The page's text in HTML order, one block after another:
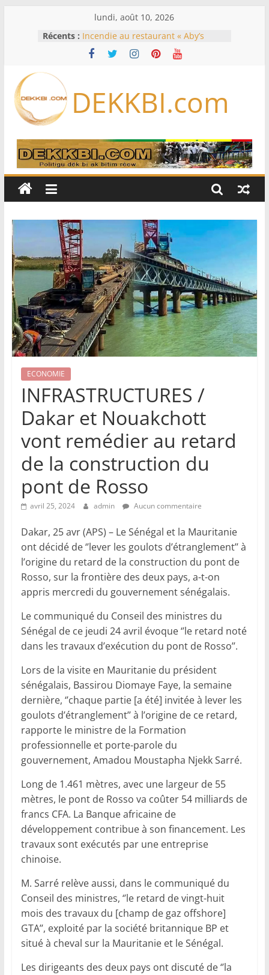
lundi, août 10, 2026
Récents : Incendie au restaurant « Aby’s
Garden » : le témoignage glaçant
du livreur sur les heures précédant
meilleurs endroits pour l’observer
en Europe, en Amérique du Nord
Pentagone demande à l’industrie
de l’armement d’accélérer sa
production
États-Unis: 30 ans après le meurtre
gang devant la justice lors d’un
Koumpentoum : l’Adn/Nouvel
horizon veut fédérer les forces du
Niani
DEKKBI.com
ECONOMIE
INFRASTRUCTURES /
Dakar et Nouakchott
vont remédier au retard
de la construction du
pont de Rosso
avril 25, 2024 admin Aucun commentaire
Dakar, 25 avr (APS) – Le Sénégal et la Mauritanie
ont décidé de ‘’lever les goulots d’étranglement’’ à
l’origine du retard de la construction du pont de
Rosso, sur la frontière des deux pays, a-t-on
appris mercredi du gouvernement sénégalais.
Le communiqué du Conseil des ministres du
Sénégal de ce jeudi 24 avril évoque ‘’le retard noté
dans les travaux d’exécution du pont de Rosso’’.
Lors de la visite en Mauritanie du président
sénégalais, Bassirou Diomaye Faye, la semaine
dernière, ‘’chaque partie [a été] invitée à lever les
goulots d’étranglement’’ à l’origine de ce retard,
rapporte le ministre de la Formation
professionnelle et porte-parole du
gouvernement, Amadou Moustapha Njekk Sarré.
Long de 1.461 mètres, avec une largeur de 55
mètres, le pont de Rosso va coûter 54 milliards de
francs CFA. La Banque africaine de
développement contribue à son financement. Les
travaux sont exécutés par une entreprise
chinoise.
M. Sarré relève aussi, dans le communiqué du
Conseil des ministres, ‘’le retard de vingt-huit
mois des travaux du [champ de gaz offshore]
GTA’’, exploité par la société britannique BP et
situé à cheval sur la Mauritanie et le Sénégal.
Les dirigeants des deux pays ont discuté de ‘’la